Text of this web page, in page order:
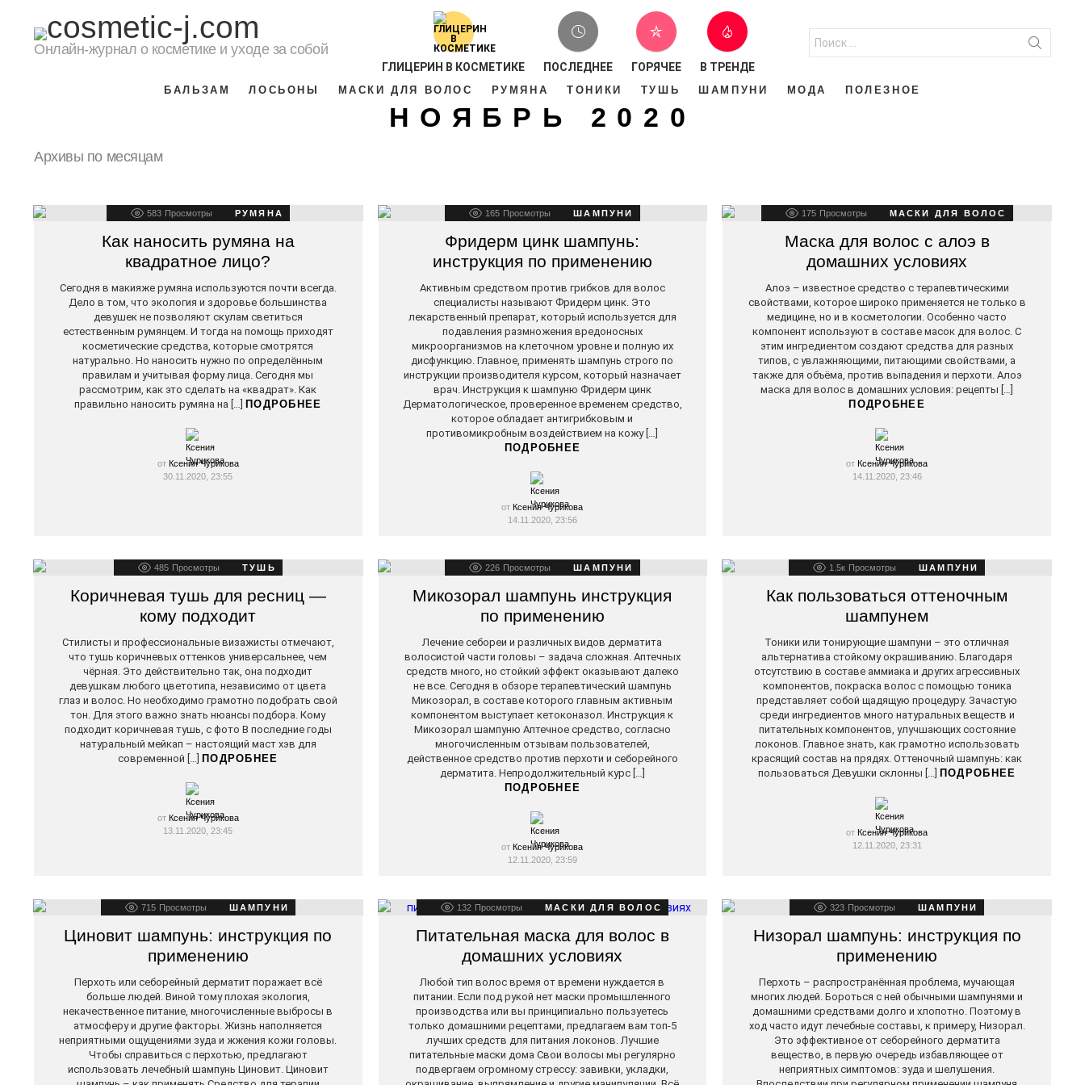
Онлайн-журнал о косметике и уходе за собой
ГЛИЦЕРИН В КОСМЕТИКЕ ПОСЛЕДНЕЕ ГОРЯЧЕЕ В ТРЕНДЕ
БАЛЬЗАМ ЛОСЬОНЫ МАСКИ ДЛЯ ВОЛОС РУМЯНА ТОНИКИ ТУШЬ ШАМПУНИ МОДА ПОЛЕЗНОЕ
НОЯБРЬ 2020
Архивы по месяцам
LATEST
STORIES
583 Просмотры РУМЯНА
Как наносить румяна на
квадратное лицо?
Сегодня в макияже румяна используются почти всегда.
Дело в том, что экология и здоровье большинства
девушек не позволяют скулам светиться
естественным румянцем. И тогда на помощь приходят
косметические средства, которые смотрятся
натурально. Но наносить нужно по определённым
правилам и учитывая форму лица. Сегодня мы
рассмотрим, как это сделать на «квадрат». Как
правильно наносить румяна на […] ПОДРОБНЕЕ
от Ксения Чурикова
30.11.2020, 23:55
165 Просмотры ШАМПУНИ
Фридерм цинк шампунь:
инструкция по применению
Активным средством против грибков для волос
специалисты называют Фридерм цинк. Это
лекарственный препарат, который используется для
подавления размножения вредоносных
микроорганизмов на клеточном уровне и полную их
дисфункцию. Главное, применять шампунь строго по
инструкции производителя курсом, который назначает
врач. Инструкция к шампуню Фридерм цинк
Дерматологическое, проверенное временем средство,
которое обладает антигрибковым и
противомикробным воздействием на кожу […]
ПОДРОБНЕЕ
от Ксения Чурикова
14.11.2020, 23:56
175 Просмотры МАСКИ ДЛЯ ВОЛОС
Маска для волос с алоэ в
домашних условиях
Алоэ – известное средство с терапевтическими
свойствами, которое широко применяется не только в
медицине, но и в косметологии. Особенно часто
компонент используют в составе масок для волос. С
этим ингредиентом создают средства для разных
типов, с увлажняющими, питающими свойствами, а
также для объёма, против выпадения и перхоти. Алоэ
маска для волос в домашних условия: рецепты […]
ПОДРОБНЕЕ
от Ксения Чурикова
14.11.2020, 23:46
485 Просмотры ТУШЬ
Коричневая тушь для ресниц —
кому подходит
Стилисты и профессиональные визажисты отмечают,
что тушь коричневых оттенков универсальнее, чем
чёрная. Это действительно так, она подходит
девушкам любого цветотипа, независимо от цвета
глаз и волос. Но необходимо грамотно подобрать свой
тон. Для этого важно знать нюансы подбора. Кому
подходит коричневая тушь, с фото В последние годы
натуральный мейкап – настоящий маст хэв для
современной […] ПОДРОБНЕЕ
от Ксения Чурикова
13.11.2020, 23:45
226 Просмотры ШАМПУНИ
Микозорал шампунь инструкция
по применению
Лечение себореи и различных видов дерматита
волосистой части головы – задача сложная. Аптечных
средств много, но стойкий эффект оказывают далеко
не все. Сегодня в обзоре терапевтический шампунь
Микозорал, в составе которого главным активным
компонентом выступает кетоконазол. Инструкция к
Микозорал шампуню Аптечное средство, согласно
многочисленным отзывам пользователей,
действенное средство против перхоти и себорейного
дерматита. Непродолжительный курс […]
ПОДРОБНЕЕ
от Ксения Чурикова
12.11.2020, 23:59
1.5к Просмотры ШАМПУНИ
Как пользоваться оттеночным
шампунем
Тоники или тонирующие шампуни – это отличная
альтернатива стойкому окрашиванию. Благодаря
отсутствию в составе аммиака и других агрессивных
компонентов, покраска волос с помощью тоника
представляет собой щадящую процедуру. Зачастую
среди ингредиентов много натуральных веществ и
питательных компонентов, улучшающих состояние
локонов. Главное знать, как грамотно использовать
красящий состав на прядях. Оттеночный шампунь: как
пользоваться Девушки склонны […] ПОДРОБНЕЕ
от Ксения Чурикова
12.11.2020, 23:31
715 Просмотры ШАМПУНИ
Циновит шампунь: инструкция по
применению
Перхоть или себорейный дерматит поражает всё
больше людей. Виной тому плохая экология,
некачественное питание, многочисленные выбросы в
атмосферу и другие факторы. Жизнь наполняется
неприятными ощущениями зуда и жжения кожи головы.
Чтобы справиться с перхотью, предлагают
использовать лечебный шампунь Циновит. Циновит
132 Просмотры МАСКИ ДЛЯ ВОЛОС
Питательная маска для волос в
домашних условиях
Любой тип волос время от времени нуждается в
питании. Если под рукой нет маски промышленного
производства или вы принципиально пользуетесь
только домашними рецептами, предлагаем вам топ-5
лучших средств для питания локонов. Лучшие
питательные маски дома Свои волосы мы регулярно
подвергаем огромному стрессу: завивки, укладки,
323 Просмотры ШАМПУНИ
Низорал шампунь: инструкция по
применению
Перхоть – распространённая проблема, мучающая
многих людей. Бороться с ней обычными шампунями и
домашними средствами долго и хлопотно. Поэтому в
ход часто идут лечебные составы, к примеру, Низорал.
Это эффективное от себорейного дерматита
вещество, в первую очередь избавляющее от
неприятных симптомов: зуда и шелушения.